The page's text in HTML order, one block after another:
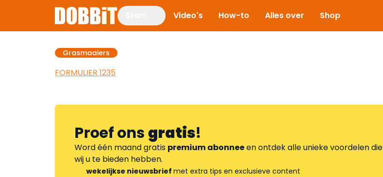
Video's How-to Alles over Shop
Grasmaaiers
FORMULIER 1235
Proef onsgratis!
Word één maand gratis premium abonneeen ontdek alle unieke voordelen die
wij u te bieden hebben.
wekelijkse nieuwsbrief met extra tips en exclusieve content